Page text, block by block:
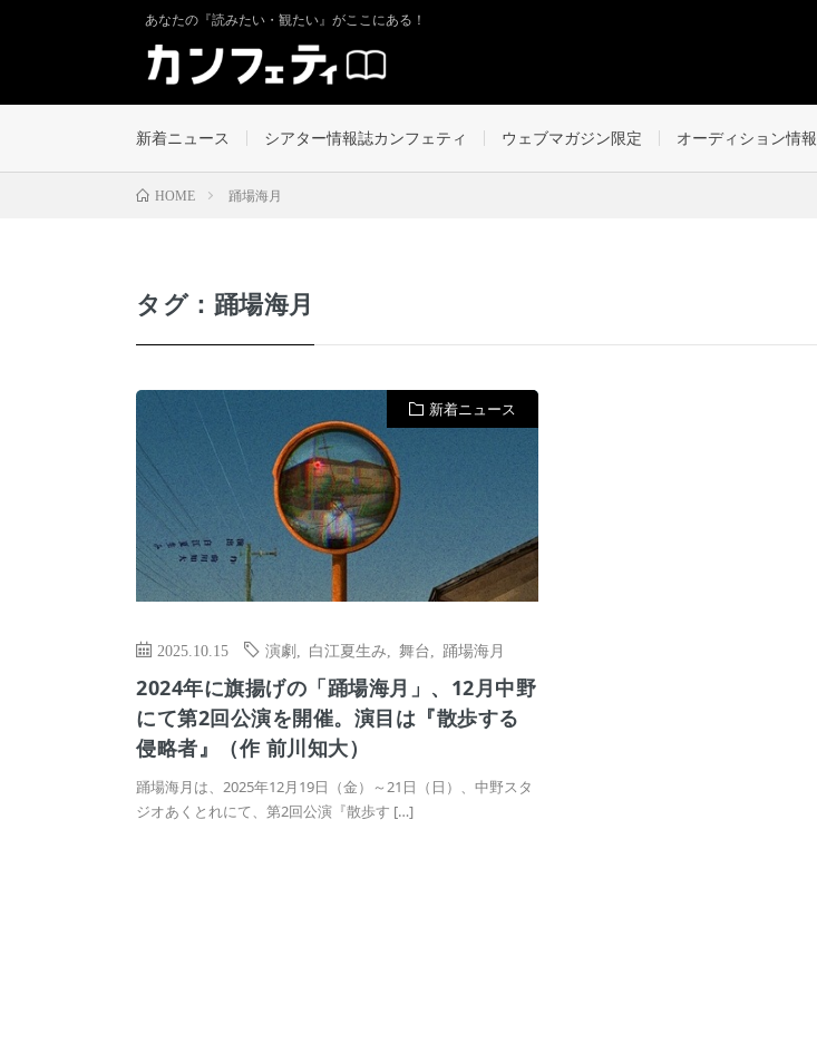
あなたの『読みたい・観たい』がここにある！
新着ニュース シアター情報誌カンフェティ ウェブマガジン限定 オーディション情報
HOME 踊場海月
タグ：踊場海月
新着ニュース
2025.10.15 演劇 白江夏生み 舞台 踊場海月
2024年に旗揚げの「踊場海月」、12月中野
にて第2回公演を開催。演目は『散歩する
侵略者』（作 前川知大）
踊場海月は、2025年12月19日（金）～21日（日）、中野スタ
ジオあくとれにて、第2回公演『散歩す […]